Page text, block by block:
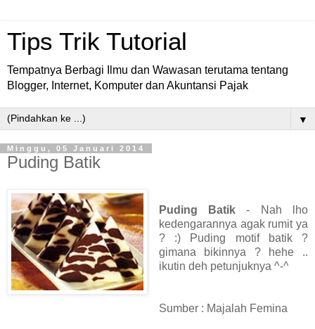
Tips Trik Tutorial
Tempatnya Berbagi Ilmu dan Wawasan terutama tentang
Blogger, Internet, Komputer dan Akuntansi Pajak
▼
Minggu, 05 Januari 2014
Puding Batik
Puding Batik - Nah lho
kedengarannya agak rumit ya
? :) Puding motif batik ?
gimana bikinnya ? hehe ..
ikutin deh petunjuknya ^-^
Sumber : Majalah Femina